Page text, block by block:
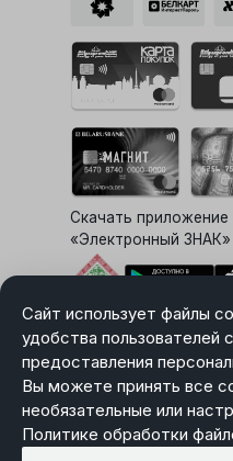
Сайт использует файлы
удобства пользователей
предоставления
Вы можете принять все
необязательные или
Политике обработки
Скачать приложение
«Электронный ЗНАК»
Выбор
Политика в отношении